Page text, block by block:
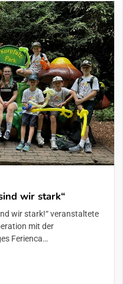
wir stark“
wir stark!“ veranstaltete
mit der
Ferienca…